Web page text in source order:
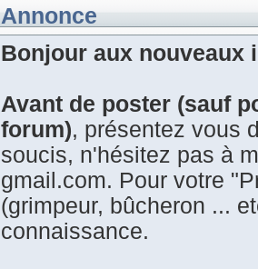
Annonce
Bonjour aux nouveaux
Avant de poster (sauf
forum), présentez vous
soucis, n'hésitez pas à
gmail.com. Pour votre
(grimpeur, bûcheron ...
connaissance.